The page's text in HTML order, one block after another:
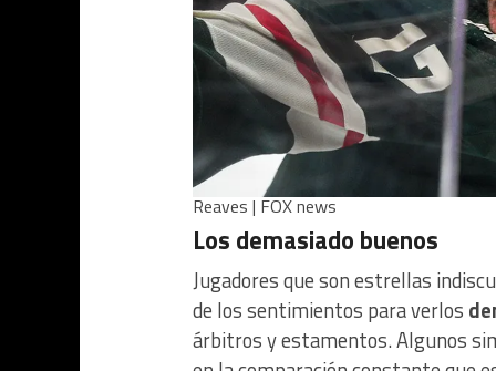
Reaves | FOX news
Los demasiado buenos
Jugadores que son estrellas
de los sentimientos para verlos
árbitros y estamentos. Algunos